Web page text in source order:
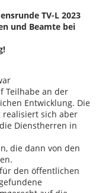
TV-L 2023
und Beamte bei
Teilhabe an der
Entwicklung. Die
realisiert sich aber
Dienstherren in
die dann von den
den öffentlichen